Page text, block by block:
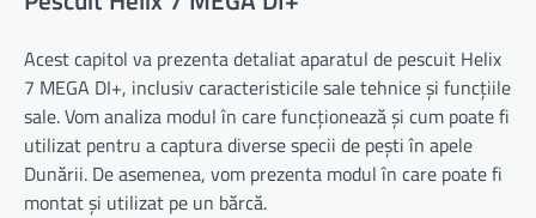
Acest capitol va prezenta detaliat aparatul de pescuit Helix
7 MEGA DI+, inclusiv caracteristicile sale tehnice și funcțiile
sale. Vom analiza modul în care funcționează și cum poate fi
utilizat pentru a captura diverse specii de pești în apele
Dunării. De asemenea, vom prezenta modul în care poate fi
montat și utilizat pe un bărcă.